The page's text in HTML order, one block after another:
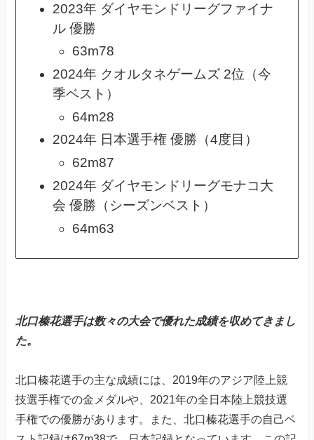
2023年 ダイヤモンドリーグファイナ
ル 優勝
63m78
2024年 クオルタネゲームズ 2位（今
季ベスト）
64m28
2024年 日本選手権 優勝（4度目）
62m87
2024年 ダイヤモンドリーグモナコ大
会 優勝（シーズンベスト）
64m63
北口榛花選手は数々の大会で優れた成績を収めてきまし
た。
北口榛花選手の主な成績には、2019年のアジア陸上競
技選手権での金メダルや、2021年の全日本陸上競技選
手権での優勝があります。また、北口榛花選手の自己ベ